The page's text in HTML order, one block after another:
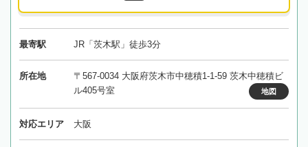
最寄駅 JR「茨木駅」徒歩3分
所在地
〒567-0034 大阪府茨木市中穂積1-1-59 茨木中穂積ビ
ル405号室
地図
対応エリア 大阪